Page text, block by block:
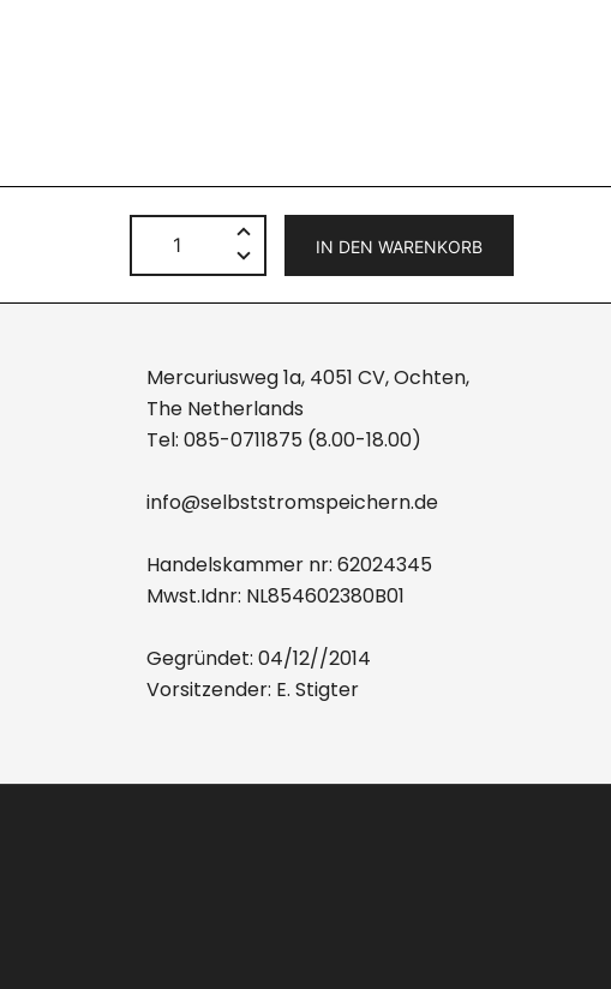
Blauhoff
25K/100
Phase
System
Powerpack
100aH
Laden/Entladen
Beheizt
IN DEN WARENKORB
Mercuriusweg 1a, 4051 CV, Ochten,
The Netherlands
Tel: 085-0711875 (8.00-18.00)
info@selbststromspeichern.de
Handelskammer nr: 62024345
Mwst.Idnr: NL854602380B01
Gegründet: 04/12//2014
Vorsitzender: E. Stigter